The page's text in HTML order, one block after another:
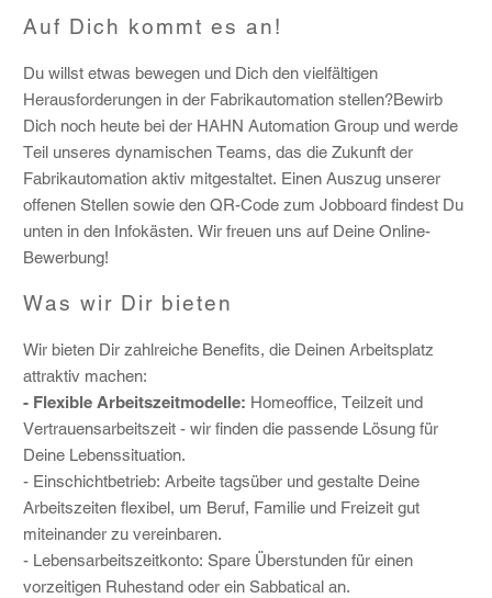
Auf Dich kommt es an!
Du willst etwas bewegen und Dich den vielfältigen
Herausforderungen in der Fabrikautomation stellen?Bewirb
Dich noch heute bei der HAHN Automation Group und werde
Teil unseres dynamischen Teams, das die Zukunft der
Fabrikautomation aktiv mitgestaltet. Einen Auszug unserer
offenen Stellen sowie den QR-Code zum Jobboard findest Du
unten in den Infokästen. Wir freuen uns auf Deine Online-
Bewerbung!
Was wir Dir bieten
Wir bieten Dir zahlreiche Benefits, die Deinen Arbeitsplatz
attraktiv machen:
- Flexible Arbeitszeitmodelle: Homeoffice, Teilzeit und
Vertrauensarbeitszeit - wir finden die passende Lösung für
Deine Lebenssituation.
- Einschichtbetrieb: Arbeite tagsüber und gestalte Deine
Arbeitszeiten flexibel, um Beruf, Familie und Freizeit gut
miteinander zu vereinbaren.
- Lebensarbeitszeitkonto: Spare Überstunden für einen
vorzeitigen Ruhestand oder ein Sabbatical an.